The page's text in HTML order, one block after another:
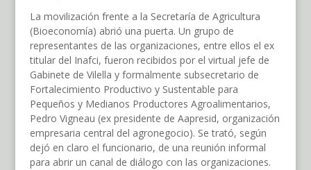
La movilización frente a la Secretaría de Agricultura
(Bioeconomía) abrió una puerta. Un grupo de
representantes de las organizaciones, entre ellos el ex
titular del Inafci, fueron recibidos por el virtual jefe de
Gabinete de Vilella y formalmente subsecretario de
Fortalecimiento Productivo y Sustentable para
Pequeños y Medianos Productores Agroalimentarios,
Pedro Vigneau (ex presidente de Aapresid, organización
empresaria central del agronegocio). Se trató, según
dejó en claro el funcionario, de una reunión informal
para abrir un canal de diálogo con las organizaciones.